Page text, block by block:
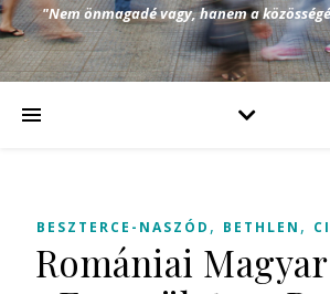
"Nem önmagadé vagy, hanem a
BESZTERCE-NASZÓD , BETHLEN ,
Romániai